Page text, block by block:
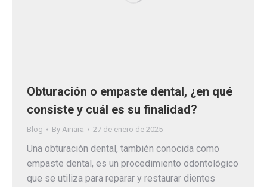
Obturación o empaste dental, ¿en qué
consiste y cuál es su finalidad?
Blog By Ainara 27 de enero de 2025
Una obturación dental, también conocida como
empaste dental, es un procedimiento odontológico
que se utiliza para reparar y restaurar dientes